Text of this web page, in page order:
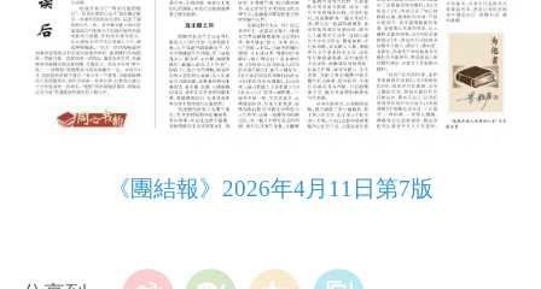
《團結報》2026年4月11日第7版